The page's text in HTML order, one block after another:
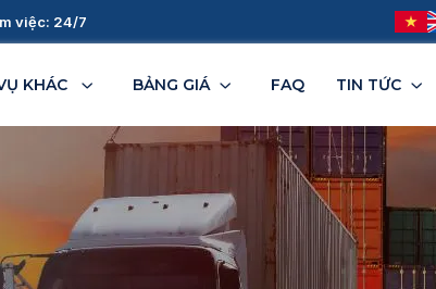
việc: 24/7
Ninh Thuận
TPHCM Bình Dương
Tây Ninh
BRVT
KHÁC BẢNG GIÁ FAQ TIN TỨC